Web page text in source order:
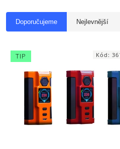
Doporučujeme Nejlevnější
TIP Kód: